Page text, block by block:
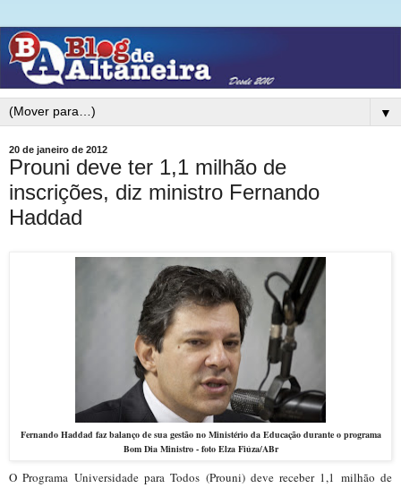
▼
20 de janeiro de 2012
Prouni deve ter 1,1 milhão de
inscrições, diz ministro Fernando
Haddad
Fernando Haddad faz balanço de sua gestão no Ministério da Educação durante o programa
Bom Dia Ministro - foto Elza Fiúza/ABr
O Programa Universidade para Todos (Prouni) deve receber 1,1 milhão de